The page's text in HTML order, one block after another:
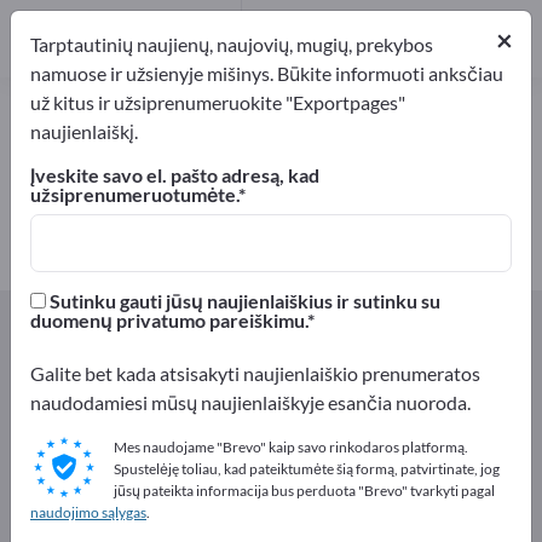
Antioksidantai – raskite
gamintojus ir tiekėjus
Eksportuotojai Gamintojai
1
Gamintojai
Exportpages Maistas ir gėrimai
Reklamuokitės nemokamai
Exportpages!
Poreikiai – Pasiūlymai – Naudotos prekės – Verslo
kontaktai >> pradėkite čia
×
Tarptautinių naujienų, naujovių, mugių, prekybos
namuose ir užsienyje mišinys. Būkite informuoti anksčiau
už kitus ir užsiprenumeruokite "Exportpages"
naujienlaiškį.
Įveskite savo el. pašto adresą, kad
užsiprenumeruotumėte.
Sutinku gauti jūsų naujienlaiškius ir sutinku su
duomenų privatumo pareiškimu.
Galite bet kada atsisakyti naujienlaiškio prenumeratos
naudodamiesi mūsų naujienlaiškyje esančia nuoroda.
Mes naudojame "Brevo" kaip savo rinkodaros platformą.
Spustelėję toliau, kad pateiktumėte šią formą, patvirtinate, jog
jūsų pateikta informacija bus perduota "Brevo" tvarkyti pagal
naudojimo sąlygas.